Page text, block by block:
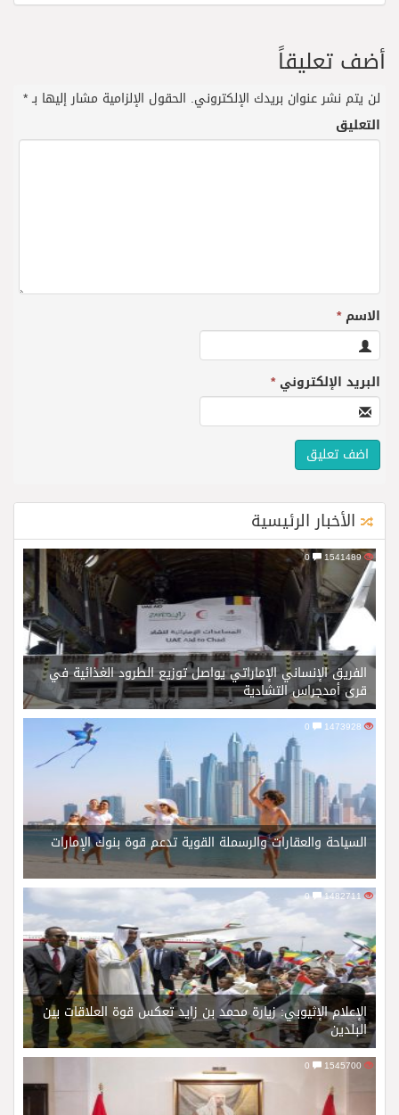
أضف تعليقاً
لن يتم نشر عنوان بريدك الإلكتروني. الحقول الإلزامية مشار إليها بـ*
التعليق
الاسم*
البريد الإلكتروني*
الأخبار الرئيسية
1541489
الفريق الإنساني الإماراتي يواصل توزيع الطرود الغذائية في
قرى أمدجراس التشادية
1473928
السياحة والعقارات والرسملة القوية تدعم قوة بنوك الإمارات
1482711
0
الإعلام الإثيوبي: زيارة محمد بن زايد تعكس قوة العلاقات بين
البلدين